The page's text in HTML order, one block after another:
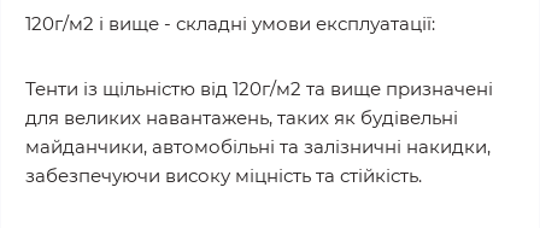
120г/м2 і вище - складні умови експлуатації:
Тенти із щільністю від 120г/м2 та вище призначені
для великих навантажень, таких як будівельні
майданчики, автомобільні та залізничні накидки,
забезпечуючи високу міцність та стійкість.